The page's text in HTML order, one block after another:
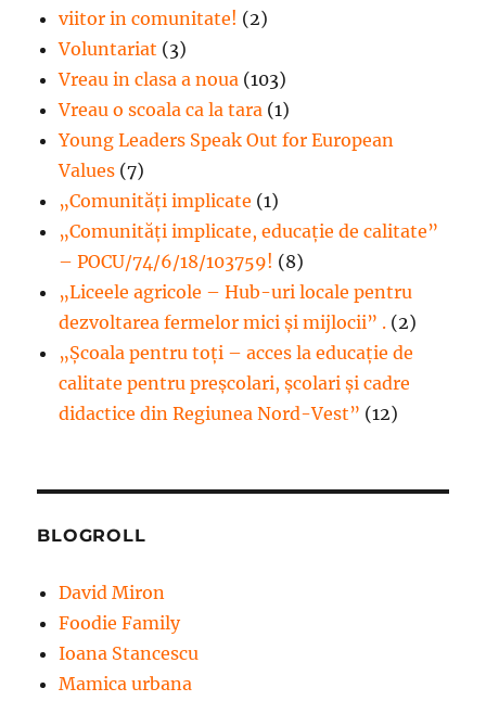
viitor in comunitate! (2)
Voluntariat (3)
Vreau in clasa a noua (103)
Vreau o scoala ca la tara (1)
Young Leaders Speak Out for European
Values (7)
„Comunități implicate (1)
„Comunități implicate, educație de calitate”
– POCU/74/6/18/103759! (8)
„Liceele agricole – Hub-uri locale pentru
dezvoltarea fermelor mici şi mijlocii” . (2)
„Școala pentru toți – acces la educație de
calitate pentru preșcolari, școlari și cadre
didactice din Regiunea Nord-Vest” (12)
BLOGROLL
David Miron
Foodie Family
Ioana Stancescu
Mamica urbana